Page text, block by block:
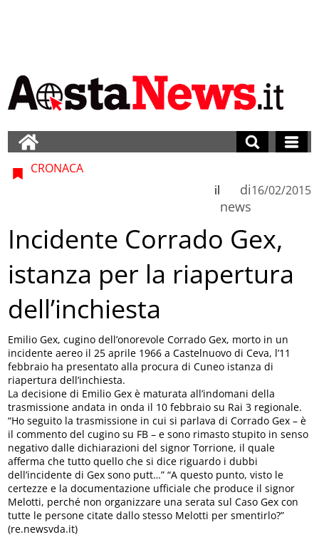
CRONACA
di
news
il 16/02/2015
Incidente Corrado Gex,
istanza per la riapertura
dell’inchiesta
Emilio Gex, cugino dell’onorevole Corrado Gex, morto in un
incidente aereo il 25 aprile 1966 a Castelnuovo di Ceva, l’11
febbraio ha presentato alla procura di Cuneo istanza di
riapertura dell’inchiesta.
La decisione di Emilio Gex è maturata all’indomani della
trasmissione andata in onda il 10 febbraio su Rai 3 regionale.
“Ho seguito la trasmissione in cui si parlava di Corrado Gex – è
il commento del cugino su FB – e sono rimasto stupito in senso
negativo dalle dichiarazioni del signor Torrione, il quale
afferma che tutto quello che si dice riguardo i dubbi
dell’incidente di Gex sono putt…” “A questo punto, visto le
certezze e la documentazione ufficiale che produce il signor
Melotti, perché non organizzare una serata sul Caso Gex con
tutte le persone citate dallo stesso Melotti per smentirlo?”
(re.newsvda.it)